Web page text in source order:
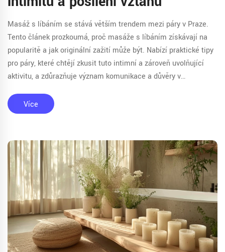
Masáž s líbáním se stává větším trendem mezi páry v Praze.
Tento článek prozkoumá, proč masáže s líbáním získávají na
popularitě a jak originální zažití může být. Nabízí praktické tipy
pro páry, které chtějí zkusit tuto intimní a zároveň uvolňující
aktivitu, a zdůrazňuje význam komunikace a důvěry v
pozitivně projevuje na vztah a emocionální pouto.
Více